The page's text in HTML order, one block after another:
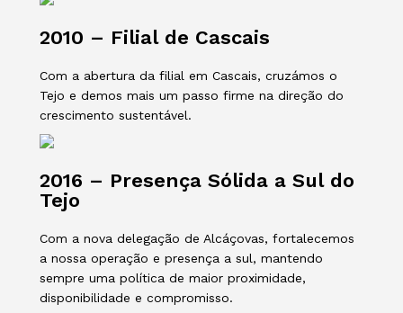
2010 – Filial de Cascais
Com a abertura da filial em Cascais, cruzámos o
Tejo e demos mais um passo firme na direção do
crescimento sustentável.
2016 – Presença Sólida a Sul do
Tejo
Com a nova delegação de Alcáçovas, fortalecemos
a nossa operação e presença a sul, mantendo
sempre uma política de maior proximidade,
disponibilidade e compromisso.